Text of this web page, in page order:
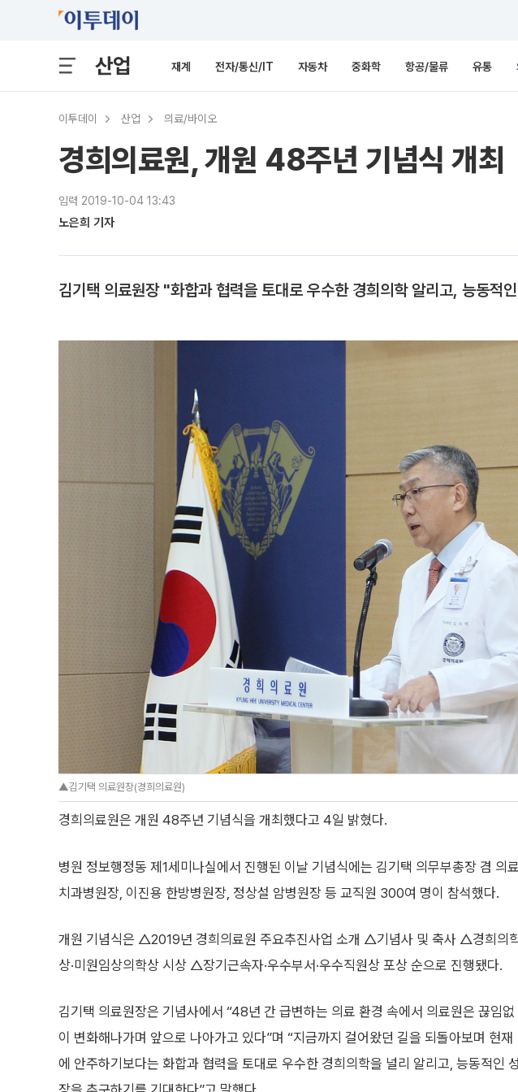
산업 재계 전자/통신/IT 자동차 중화학 항공/물류 유통
이투데이 산업 의료/바이오
경희의료원, 개원 48주년 기념식 개최
입력 2019-10-04 13:43
노은희 기자
김기택 의료원장 "화합과 협력을 토대로 우수한 경희의학 알리고, 능동적
▲김기택 의료원장(경희의료원)
경희의료원은 개원 48주년 기념식을 개최했다고 4일 밝혔다.
병원 정보행정동 제1세미나실에서 진행된 이날 기념식에는 김기택 의무부총장 겸 의
치과병원장, 이진용 한방병원장, 정상설 암병원장 등 교직원 300여 명이 참석했다.
개원 기념식은 △2019년 경희의료원 주요추진사업 소개 △기념사 및 축사 △경희의
상·미원임상의학상 시상 △장기근속자·우수부서·우수직원상 포상 순으로 진행됐다.
김기택 의료원장은 기념사에서 “48년 간 급변하는 의료 환경 속에서 의료원은 끊임없
이 변화해나가며 앞으로 나아가고 있다”며 “지금까지 걸어왔던 길을 되돌아보며 현재
에 안주하기보다는 화합과 협력을 토대로 우수한 경희의학을 널리 알리고, 능동적인 성